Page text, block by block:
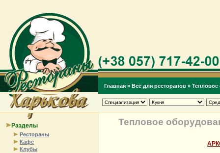
Главная » Все для ресторанов » Тепловое
Разделы
Рестораны
Кафе
Клубы
Тепловое